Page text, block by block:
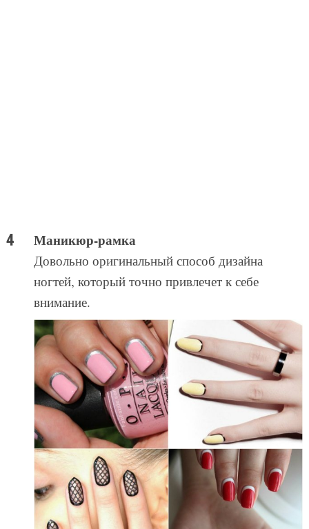
Маникюр-рамка
Довольно оригинальный способ дизайна
ногтей, который точно привлечет к себе
внимание.